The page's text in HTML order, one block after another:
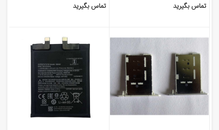
تماس بگیرید تماس بگیرید